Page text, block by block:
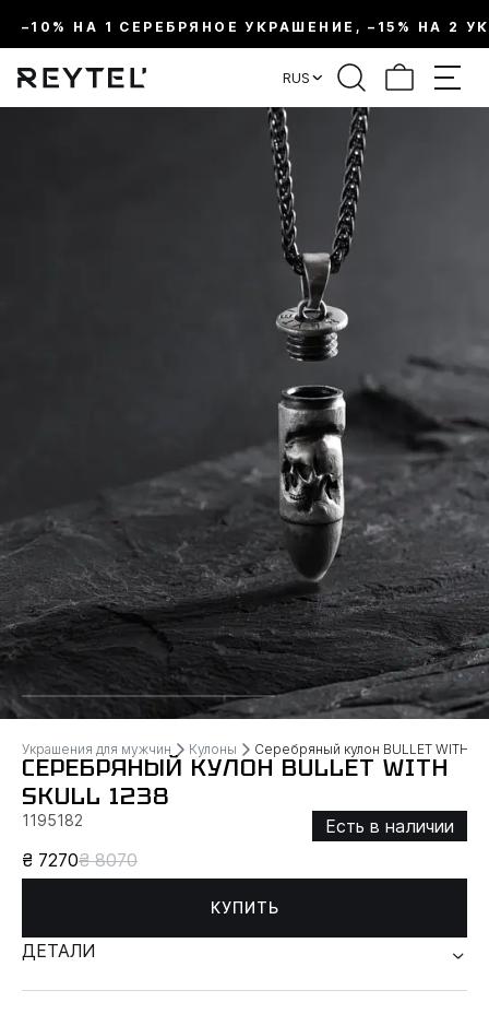
–10% НА 1 СЕРЕБРЯНОЕ УКРАШЕНИЕ, –15% НА 2
RUS
Украшения для мужчин Кулоны Серебряный кулон BULLET WITH
СЕРЕБРЯНЫЙ КУЛОН BULLET WITH
SKULL 1238
1195182
Есть в наличии
₴ 7270₴ 8070
КУПИТЬ
ДЕТАЛИ